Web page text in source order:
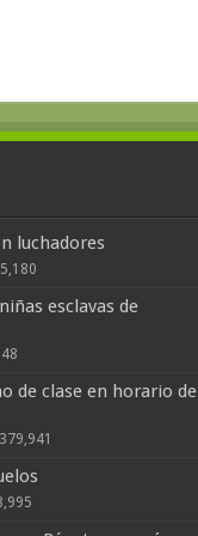
luchadores
esclavas de
de clase en horario de
379,941